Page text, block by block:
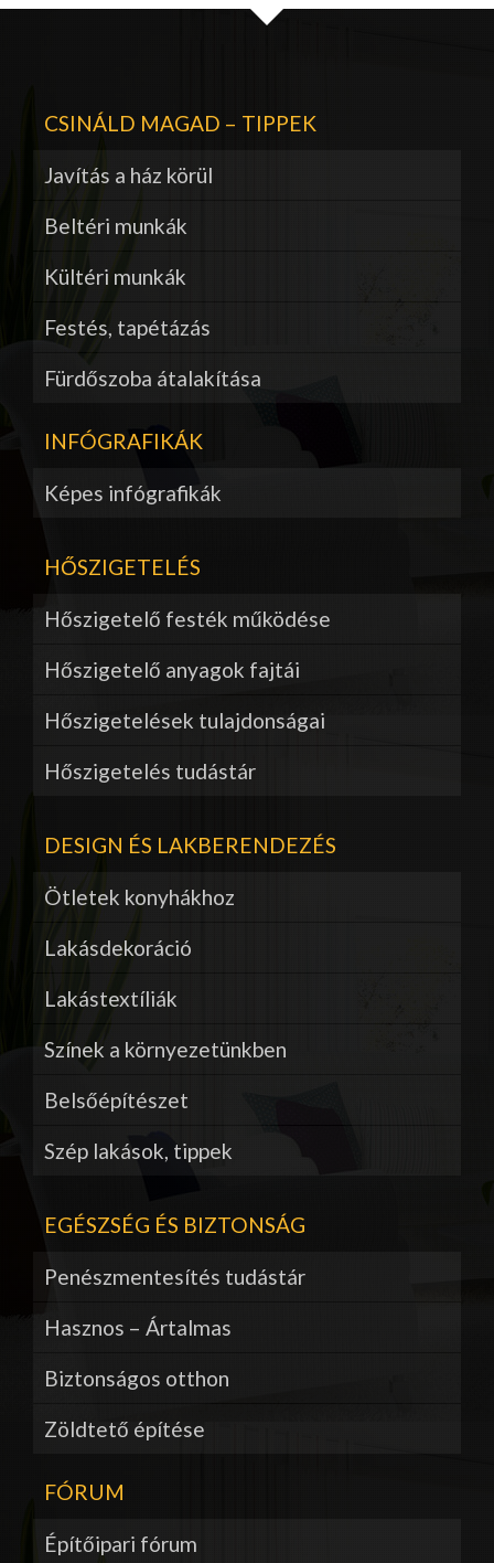
CSINÁLD MAGAD – TIPPEK
Javítás a ház körül
Beltéri munkák
Kültéri munkák
Festés, tapétázás
Fürdőszoba átalakítása
INFÓGRAFIKÁK
Képes infógrafikák
HŐSZIGETELÉS
Hőszigetelő festék működése
Hőszigetelő anyagok fajtái
Hőszigetelések tulajdonságai
Hőszigetelés tudástár
DESIGN ÉS LAKBERENDEZÉS
Ötletek konyhákhoz
Lakásdekoráció
Lakástextíliák
Színek a környezetünkben
Belsőépítészet
Szép lakások, tippek
EGÉSZSÉG ÉS BIZTONSÁG
Penészmentesítés tudástár
Hasznos – Ártalmas
Biztonságos otthon
Zöldtető építése
FÓRUM
Építőipari fórum